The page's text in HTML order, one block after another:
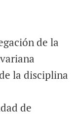
de la
la disciplina
de